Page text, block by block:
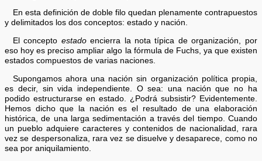
En esta definición de doble filo quedan plenamente contrapuestos
y delimitados los dos conceptos: estado y nación.
El concepto estadoencierra la nota típica de organización, por
eso hoy es preciso ampliar algo la fórmula de Fuchs, ya que existen
estados compuestos de varias naciones.
Supongamos ahora una nación sin organización política propia,
es decir, sin vida independiente. O sea: una nación que no ha
podido estructurarse en estado. ¿Podrá subsistir? Evidentemente.
Hemos dicho que la nación es el resultado de una elaboración
histórica, de una larga sedimentación a través del tiempo. Cuando
un pueblo adquiere caracteres y contenidos de nacionalidad, rara
vez se despersonaliza, rara vez se disuelve y desaparece, como no
sea por aniquilamiento.